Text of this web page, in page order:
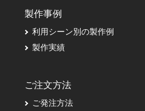
製作事例
利用シーン別の製作例
製作実績
ご注文方法
ご発注方法